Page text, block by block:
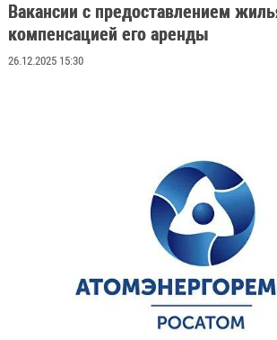
Вакансии с предоставлением
компенсацией его аренды
26.12.2025 15:30